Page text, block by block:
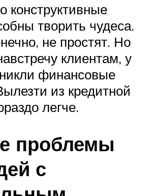
конструктивные
творить чудеса.
не простят. Но
клиентам, у
финансовые
из кредитной
легче.
проблемы
с